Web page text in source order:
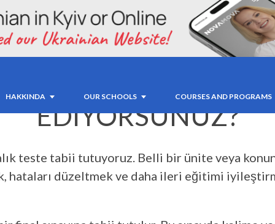
HAKKINDA OUR SCHOOLS COURSES AND PROGRAMS
GELIŞIMINI
EDIYORSUNUZ?
teste tabii tutuyoruz. Belli bir ünite veya
hataları düzeltmek ve daha ileri eğitimi